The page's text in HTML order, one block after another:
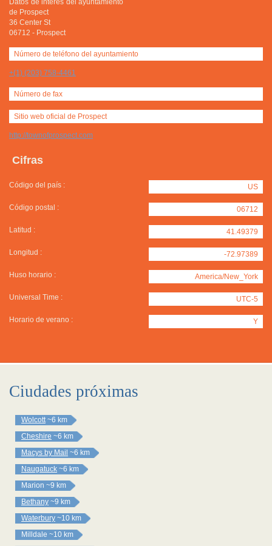
Datos de intéres del ayuntamiento
de Prospect
36 Center St
06712 - Prospect
Número de teléfono del ayuntamiento
+(1) (203) 758-4461
Número de fax
Sitio web oficial de Prospect
http://townofprospect.com
Cifras
Código del país : US
Código postal : 06712
Latitud : 41.49379
Longitud : -72.97389
Huso horario : America/New_York
Universal Time : UTC-5
Horario de verano : Y
Ciudades próximas
Wolcott ~6 km
Cheshire ~6 km
Macys by Mail ~6 km
Naugatuck ~6 km
Marion ~9 km
Bethany ~9 km
Waterbury ~10 km
Milldale ~10 km